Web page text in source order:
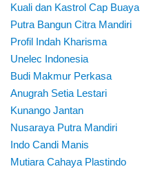
Kuali dan Kastrol Cap Buaya
Putra Bangun Citra Mandiri
Profil Indah Kharisma
Unelec Indonesia
Budi Makmur Perkasa
Anugrah Setia Lestari
Kunango Jantan
Nusaraya Putra Mandiri
Indo Candi Manis
Mutiara Cahaya Plastindo